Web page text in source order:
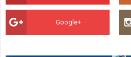
Google+